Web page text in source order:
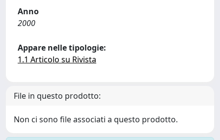
Anno
2000
Appare nelle tipologie:
1.1 Articolo su Rivista
File in questo prodotto:
Non ci sono file associati a questo prodotto.